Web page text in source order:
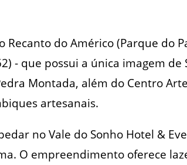
do Américo (Parque do
- que possui a única imagem de
Montada, além do Centro
artesanais.
no Vale do Sonho Hotel &
O empreendimento oferece